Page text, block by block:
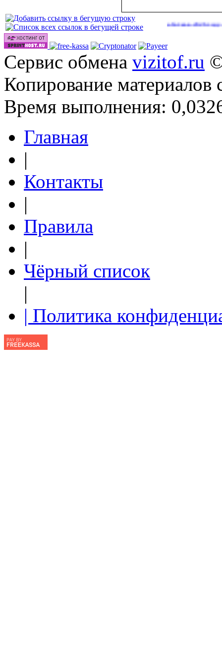
Сайты для заработка в 2026 году(43)|
Сервис обмена vizitof.ru
Копирование материалов
Время выполнения:
Главная
|
Контакты
|
Правила
|
Чёрный список
|
| Политика